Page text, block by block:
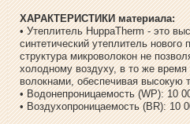
ХАРАКТЕРИСТИКИ материала:
• Утеплитель HuppaTherm - это
синтетический утеплитель нового
структура микроволокон не
холодному воздуху, в то же
волокнами, обеспечивая высокую
• Водонепроницаемость (WP): 10
• Воздухопроницаемость (BR): 10